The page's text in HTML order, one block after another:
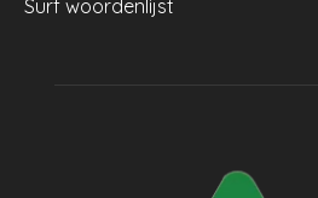
Surf woordenlijst